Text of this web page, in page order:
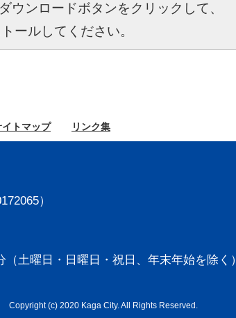
ウンロードボタンをクリックして、
ールしてください。
トマップ リンク集
）
（土曜日・日曜日・祝日、年末年始を除く）
Copyright (c) 2020 Kaga City. All Rights Reserved.